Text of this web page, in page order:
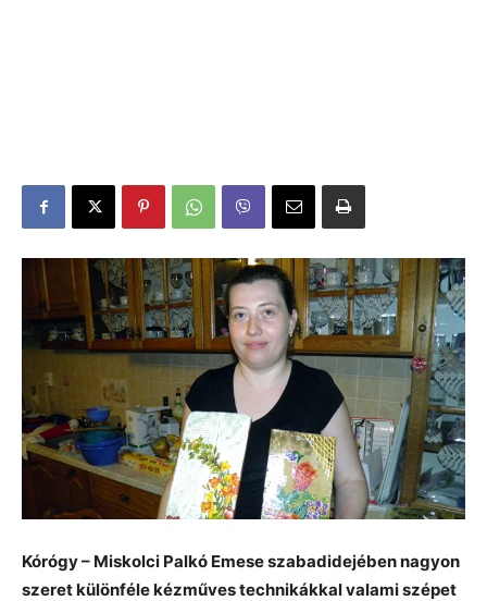
Kórógy – Miskolci Palkó Emese szabadidejében nagyon
szeret különféle kézműves technikákkal valami szépet